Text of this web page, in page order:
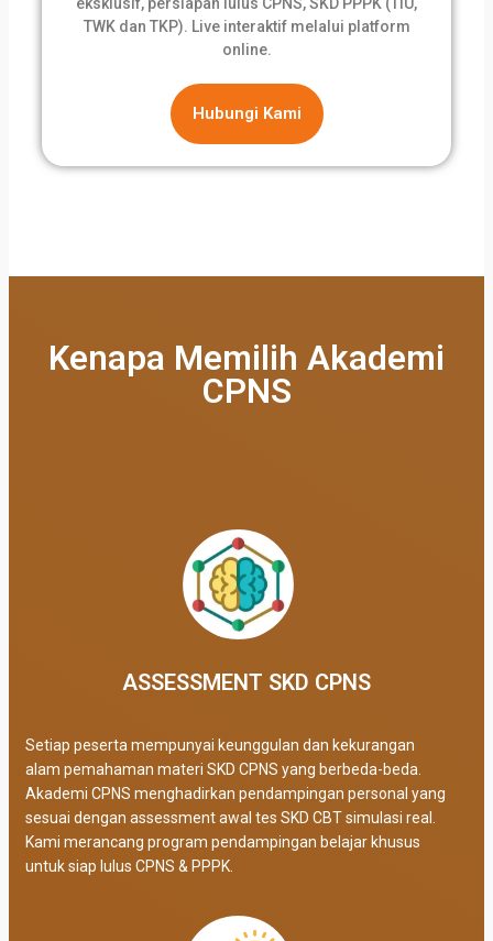
TWK dan TKP). Live interaktif melalui platform
online.
Hubungi Kami
Kenapa Memilih Akademi
CPNS
ASSESSMENT SKD CPNS
Setiap peserta mempunyai keunggulan dan kekurangan
alam pemahaman materi SKD CPNS yang berbeda-beda.
Akademi CPNS menghadirkan pendampingan personal yang
sesuai dengan assessment awal tes SKD CBT simulasi real.
Kami merancang program pendampingan belajar khusus
untuk siap lulus CPNS & PPPK.